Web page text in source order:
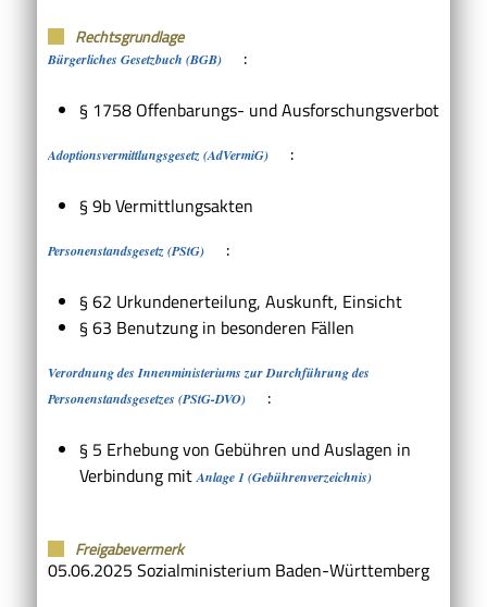
Rechtsgrundlage
Bürgerliches Gesetzbuch (BGB)
:
§ 1758Offenbarungs- und Ausforschungsverbot
Adoptionsvermittlungsgesetz (AdVermiG)
:
§ 9bVermittlungsakten
Personenstandsgesetz (PStG)
:
§ 62 Urkundenerteilung, Auskunft, Einsicht
§ 63 Benutzung in besonderen Fällen
Verordnung des Innenministeriums zur Durchführung des
Personenstandsgesetzes (PStG-DVO)
:
§ 5 Erhebung von Gebühren und Auslagen in
Verbindung mitAnlage 1 (Gebührenverzeichnis)
Freigabevermerk
05.06.2025 Sozialministerium Baden-Württemberg